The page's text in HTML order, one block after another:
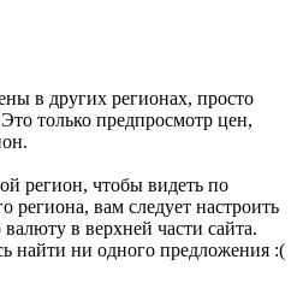
в других регионах, просто
только предпросмотр цен,
регион, чтобы видеть по
региона, вам следует настроить
в верхней части сайта.
найти ни одного предложения :(